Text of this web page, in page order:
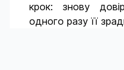
крок: знову
одного разу її